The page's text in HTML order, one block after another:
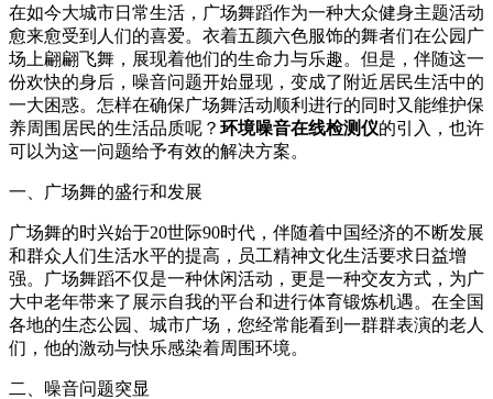
在如今大城市日常生活，广场舞蹈作为一种大众健身主题活动
愈来愈受到人们的喜爱。衣着五颜六色服饰的舞者们在公园广
场上翩翩飞舞，展现着他们的生命力与乐趣。但是，伴随这一
份欢快的身后，噪音问题开始显现，变成了附近居民生活中的
一大困惑。怎样在确保广场舞活动顺利进行的同时又能维护保
养周围居民的生活品质呢？ 环境噪音在线检测仪的引入，也许
可以为这一问题给予有效的解决方案。
一、广场舞的盛行和发展
广场舞的时兴始于20世际90时代，伴随着中国经济的不断发展
和群众人们生活水平的提高，员工精神文化生活要求日益增
强。广场舞蹈不仅是一种休闲活动，更是一种交友方式，为广
大中老年带来了展示自我的平台和进行体育锻炼机遇。在全国
各地的生态公园、城市广场，您经常能看到一群群表演的老人
们，他的激动与快乐感染着周围环境。
二、噪音问题突显